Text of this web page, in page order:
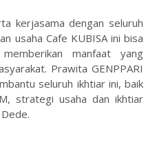
kerjasama dengan seluruh
usaha Cafe KUBISA ini bisa
manfaat yang
Prawita GENPPARI
seluruh ikhtiar ini, baik
strategi usaha dan ikhtiar